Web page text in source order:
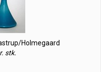
Holmegaard
stk.